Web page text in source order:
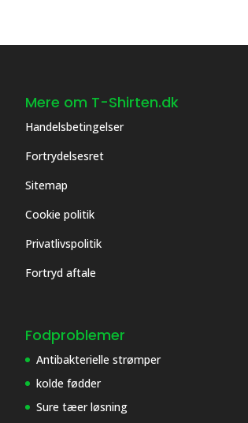
Mere om T-Shirten.dk
Handelsbetingelser
Fortrydelsesret
Sitemap
Cookie politik
Privatlivspolitik
Fortryd aftale
Fodproblemer
Antibakterielle strømper
kolde fødder
Sure tæer løsning